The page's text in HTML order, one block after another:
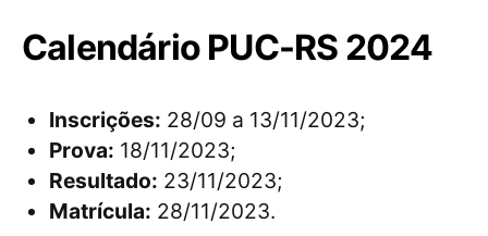
Calendário PUC-RS 2024
Inscrições: 28/09 a 13/11/2023;
Prova: 18/11/2023;
Resultado: 23/11/2023;
Matrícula: 28/11/2023.